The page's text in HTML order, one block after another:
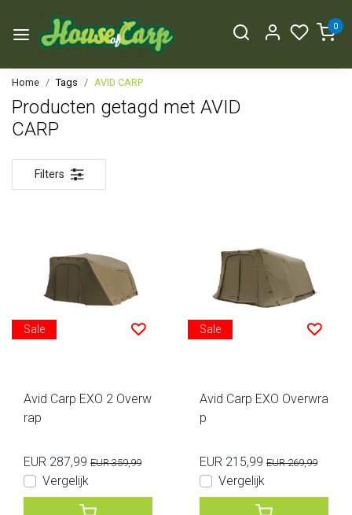
0
Home Tags AVID CARP
Producten getagd met AVID
CARP
Filters
Sale
Avid Carp EXO 2 Overw
rap
EUR 287,99 EUR 359,99
Vergelijk
Sale
Avid Carp EXO Overwra
p
EUR 215,99 EUR 269,99
Vergelijk